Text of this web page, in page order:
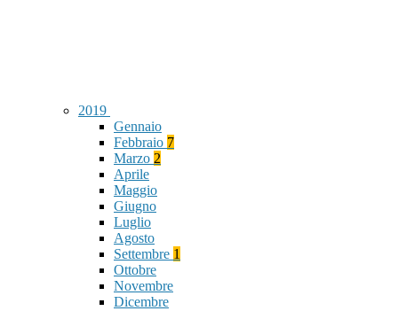
2019
Gennaio
Febbraio 7
Marzo 2
Aprile
Maggio
Giugno
Luglio
Agosto
Settembre 1
Ottobre
Novembre
Dicembre